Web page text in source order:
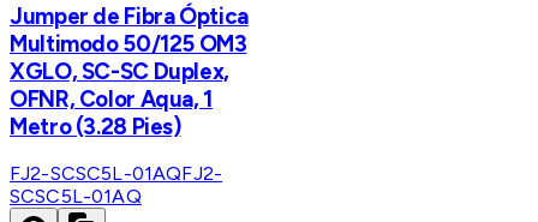
Jumper de Fibra Óptica
Multimodo 50/125 OM3
XGLO, SC-SC Duplex,
OFNR, Color Aqua, 1
Metro (3.28 Pies)
FJ2-SCSC5L-01AQFJ2-
SCSC5L-01AQ